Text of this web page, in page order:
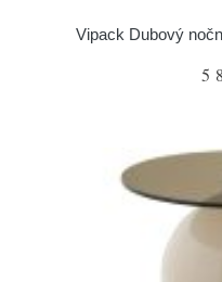
Vipack Dubový
5